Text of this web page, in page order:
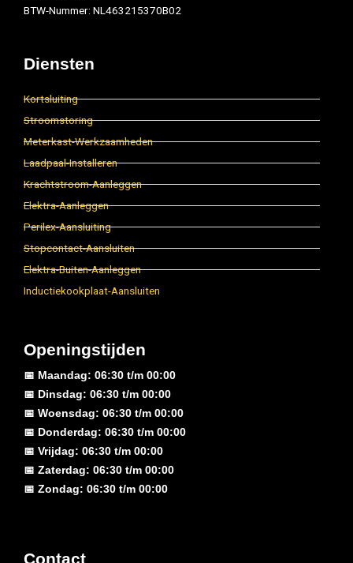
BTW-Nummer: NL463215370B02
Diensten
Kortsluiting
Stroomstoring
Meterkast-Werkzaamheden
Laadpaal-Installeren
Krachtstroom-Aanleggen
Elektra-Aanleggen
Perilex-Aansluiting
Stopcontact-Aansluiten
Elektra-Buiten-Aanleggen
Inductiekookplaat-Aansluiten
Openingstijden
📅 Maandag: 06:30 t/m 00:00
📅 Dinsdag: 06:30 t/m 00:00
📅 Woensdag: 06:30 t/m 00:00
📅 Donderdag: 06:30 t/m 00:00
📅 Vrijdag: 06:30 t/m 00:00
📅 Zaterdag: 06:30 t/m 00:00
📅 Zondag: 06:30 t/m 00:00
Contact